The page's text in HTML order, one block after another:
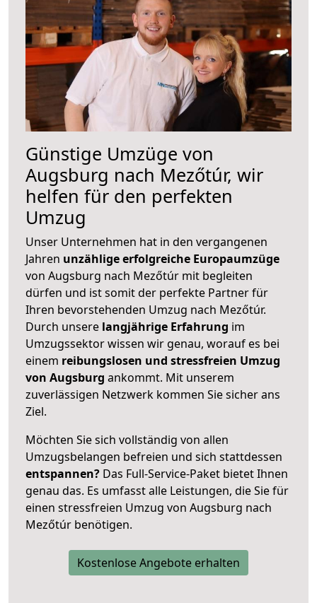
Günstige Umzüge von
Augsburg nach Mezőtúr, wir
helfen für den perfekten
Umzug
Unser Unternehmen hat in den vergangenen
Jahren unzählige erfolgreiche Europaumzüge
von Augsburg nach Mezőtúr mit begleiten
dürfen und ist somit der perfekte Partner für
Ihren bevorstehenden Umzug nach Mezőtúr.
Durch unsere langjährige Erfahrung im
Umzugssektor wissen wir genau, worauf es bei
einem reibungslosen und stressfreien Umzug
von Augsburg ankommt. Mit unserem
zuverlässigen Netzwerk kommen Sie sicher ans
Ziel.
Möchten Sie sich vollständig von allen
Umzugsbelangen befreien und sich stattdessen
entspannen? Das Full-Service-Paket bietet Ihnen
genau das. Es umfasst alle Leistungen, die Sie für
einen stressfreien Umzug von Augsburg nach
Mezőtúr benötigen.
Kostenlose Angebote erhalten